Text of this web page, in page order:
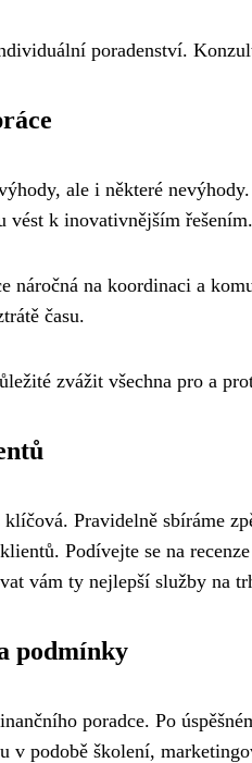
poradenství.
ale i některé
vést k inovativnějším řešením.
náročná na koordinaci a
času.
zvážit všechna pro a
Pravidelně sbíráme
Podívejte se na
vám ty nejlepší služby na
podmínky
poradce. Po
v podobě školení,